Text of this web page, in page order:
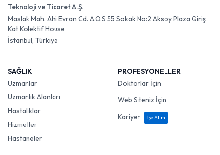
Teknoloji ve Ticaret A.Ş.
Maslak Mah. Ahi Evran Cd. A.O.S 55 Sokak No:2 Aksoy Plaza Giriş
Kat Kolektif House
İstanbul, Türkiye
SAĞLIK
Uzmanlar
Uzmanlık Alanları
Hastalıklar
Hizmetler
Hastaneler
PROFESYONELLER
Doktorlar İçin
Web Siteniz İçin
Kariyer
İşe Alım